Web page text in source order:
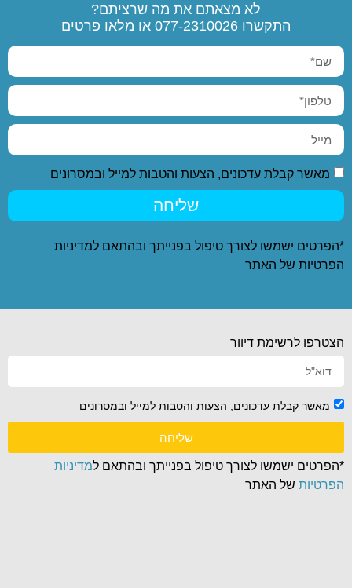
לא מצאתם את מה שרציתם?
התקשרו 077-2310026 או מלאו פרטים
מאשר קבלת עדכונים, הצעות והטבות למייל ובמסרונים
שליחה
*הפרטים ישמשו לצורך טיפול בפנייתך ובהתאם למדיניות
הפרטיות של האתר
הצטרפו לרשימת דיוור
מאשר קבלת עדכונים, הצעות והטבות למייל ובמסרונים
שליחה
*הפרטים ישמשו לצורך טיפול בפנייתך ובהתאם למדיניות
הפרטיות של האתר